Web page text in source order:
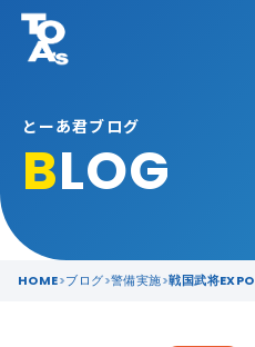
とーあ君ブログ
BLOG
HOME ブログ 警備実施 戦国武将EXPO